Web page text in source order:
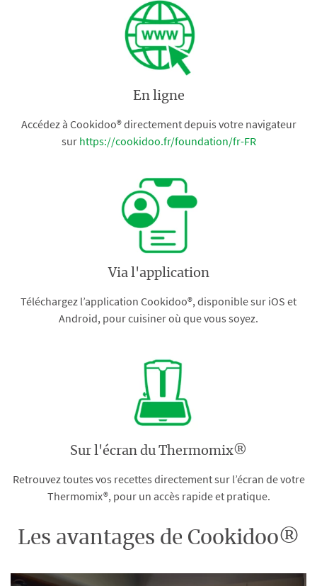
En ligne
Accédez à Cookidoo® directement depuis votre navigateur
sur https://cookidoo.fr/foundation/fr-FR
Via l'application
Téléchargez l’application Cookidoo®, disponible sur iOS et
Android, pour cuisiner où que vous soyez.
Sur l'écran du Thermomix®
Retrouvez toutes vos recettes directement sur l’écran de votre
Thermomix®, pour un accès rapide et pratique.
Les avantages de Cookidoo®